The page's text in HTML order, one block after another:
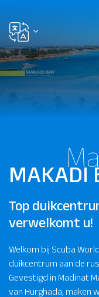
MAKADI
Top
verwelkomt u!
Welkom bij Scuba
duikcentrum aan de
Gevestigd in Madinat
van Hurghada, maken